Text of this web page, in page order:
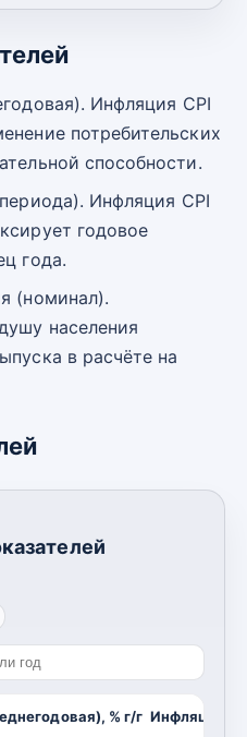
Инфляция CPI
потребительских
способности.
Инфляция CPI
годовое
года.
(номинал).
населения
в расчёте на
% г/г Инфляция